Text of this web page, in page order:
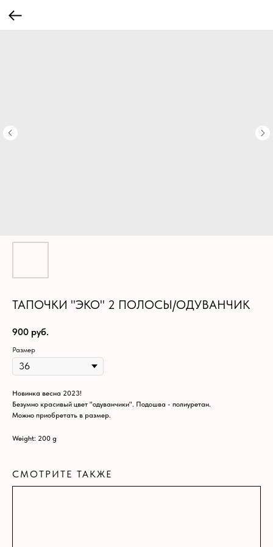
ТАПОЧКИ "ЭКО" 2 ПОЛОСЫ/ОДУВАНЧИК
900 руб.
Размер
Новинка весна 2023!
Безумно красивый цвет "одуванчики". Подошва - полиуретан.
Можно приобретать в размер.
Weight: 200 g
СМОТРИТЕ ТАКЖЕ